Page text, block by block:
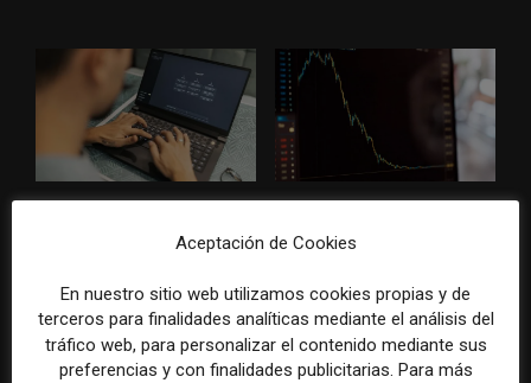
IA en redacciones, productos
y negocios periodísticos
98% del valor de algunos
grandes grupos de prensa
Aceptación de Cookies
En nuestro sitio web utilizamos cookies propias y de
terceros para finalidades analíticas mediante el análisis del
tráfico web, para personalizar el contenido mediante sus
preferencias y con finalidades publicitarias. Para más